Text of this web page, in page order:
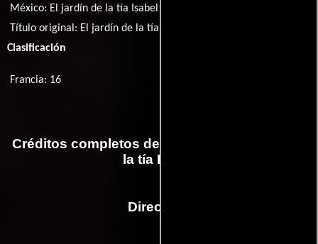
México: El jardín de la tía Isabel
Título original: El jardín de la tía Isabel
Clasificación
Francia: 16
Créditos completos de la película El jardín de
la tía Isabel
Dirección